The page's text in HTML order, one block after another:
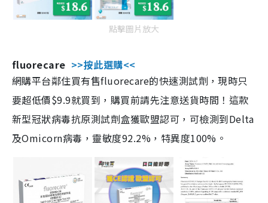
點擊圖片放大
fluorecare >>按此選購<<
網購平台鄰住買有售fluorecare的快速測試劑，現時只
要超低價$9.9就買到，購買前請先注意送貨時間！這款
新型冠狀病毒抗原測試劑盒獲歐盟認可，可檢測到Delta
及Omicorn病毒，靈敏度92.2%，特異度100%。